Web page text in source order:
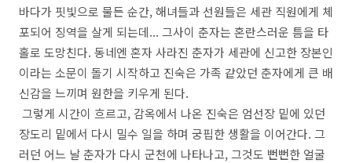
바다가 핏빛으로 물든 순간, 해녀들과 선원들은 세관 직원에게 체
포되어 징역을 살게 되는데... 그사이 춘자는 혼란스러운 틈을 타
홀로 도망친다. 동네엔 혼자 사라진 춘자가 세관에 신고한 장본인
이라는 소문이 돌기 시작하고 진숙은 가족 같았던 춘자에게 큰 배
신감을 느끼며 원한을 키우게 된다.
그렇게 시간이 흐르고, 감옥에서 나온 진숙은 엄선장 밑에 있던
장도리 밑에서 다시 밀수 일을 하며 궁핍한 생활을 이어간다. 그
러던 어느 날 춘자가 다시 군천에 나타나고, 그것도 뻔뻔한 얼굴